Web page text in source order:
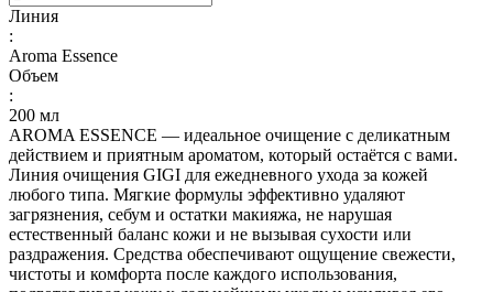
Линия
:
Aroma Essence
Объем
:
200 мл
AROMA ESSENCE — идеальное очищение с деликатным
действием и приятным ароматом, который остаётся с вами.
Линия очищения GIGI для ежедневного ухода за кожей
любого типа. Мягкие формулы эффективно удаляют
загрязнения, себум и остатки макияжа, не нарушая
естественный баланс кожи и не вызывая сухости или
раздражения. Средства обеспечивают ощущение свежести,
чистоты и комфорта после каждого использования,